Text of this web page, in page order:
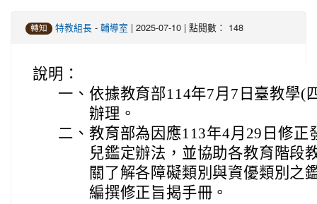
轉知 特教組長 - 輔導室 | 2025-07-10 | 點閱數： 148
說明：
一、 依據教育部114年7月7日臺教學(
辦理。
二、 教育部為因應113年4月29日修正
兒鑑定辦法，並協助各教育階段
關了解各障礙類別與資優類別之
編撰修正旨揭手冊。